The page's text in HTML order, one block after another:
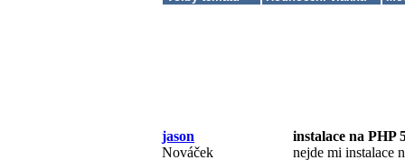
jason
instalace na PHP
Nováček
nejde mi instalace